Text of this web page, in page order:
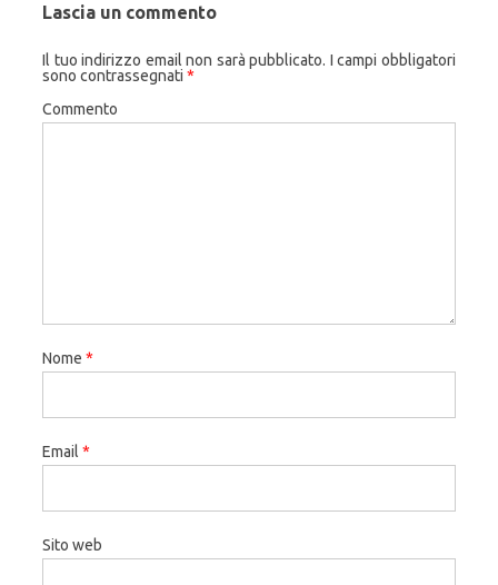
Lascia un commento
Il tuo indirizzo email non sarà pubblicato. I campi obbligatori
sono contrassegnati *
Commento
Nome *
Email *
Sito web